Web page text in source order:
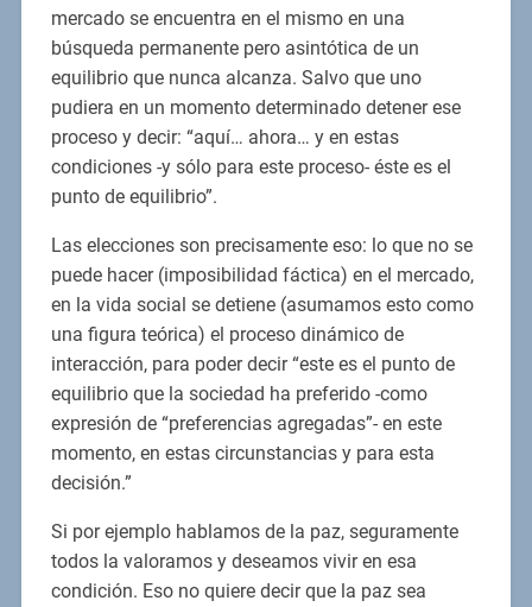
mercado se encuentra en el mismo en una
búsqueda permanente pero asintótica de un
equilibrio que nunca alcanza. Salvo que uno
pudiera en un momento determinado detener ese
proceso y decir: “aquí… ahora… y en estas
condiciones -y sólo para este proceso- éste es el
punto de equilibrio”.
Las elecciones son precisamente eso: lo que no se
puede hacer (imposibilidad fáctica) en el mercado,
en la vida social se detiene (asumamos esto como
una figura teórica) el proceso dinámico de
interacción, para poder decir “este es el punto de
equilibrio que la sociedad ha preferido -como
expresión de “preferencias agregadas”- en este
momento, en estas circunstancias y para esta
decisión.”
Si por ejemplo hablamos de la paz, seguramente
todos la valoramos y deseamos vivir en esa
condición. Eso no quiere decir que la paz sea